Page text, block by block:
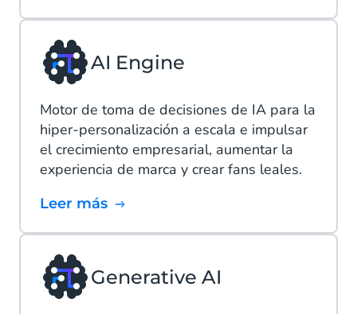
AI Engine
Motor de toma de decisiones de IA para la
hiper-personalización a escala e impulsar
el crecimiento empresarial, aumentar la
experiencia de marca y crear fans leales.
Leer más
Generative AI